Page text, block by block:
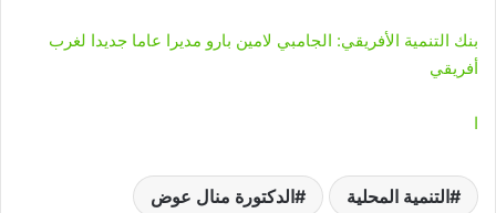
بنك التنمية الأفريقي: الجامبي لامين بارو مديرا عاما جديدا لغرب
أفريقي
ا
التنمية المحلية الدكتورة منال عوض